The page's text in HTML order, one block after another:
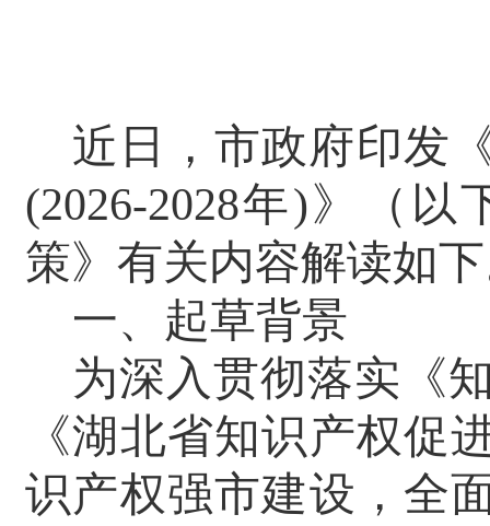
近日，市政府印发
(2026-2028年)》（
策》有关内容解读如
一、起草背景
为深入贯彻落实《
《湖北省知识产权促
识产权强市建设，全